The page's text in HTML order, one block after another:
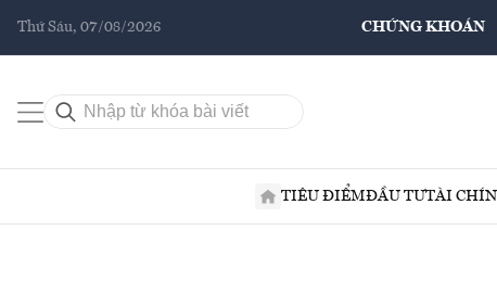
Thứ Sáu, 07/08/2026 CHỨNG KHOÁN
TIÊU ĐIỂMĐẦU TƯTÀI